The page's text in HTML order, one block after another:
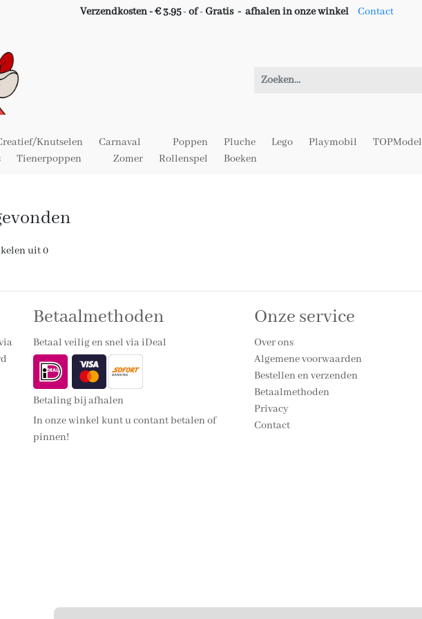
Verzendkosten - € 3.95-of-Gratis - afhalen in onze winkel Contact
Knutselen Carnaval Poppen Pluche Lego Playmobil TOPModel
Tienerpoppen Zomer Rollenspel Boeken
uit 0
Betaalmethoden
Betaal veilig en snel via iDeal
Betaling bij afhalen
In onze winkel kunt u contant betalen of
pinnen!
Onze service
Over ons
Algemene voorwaarden
Bestellen en verzenden
Betaalmethoden
Privacy
Contact